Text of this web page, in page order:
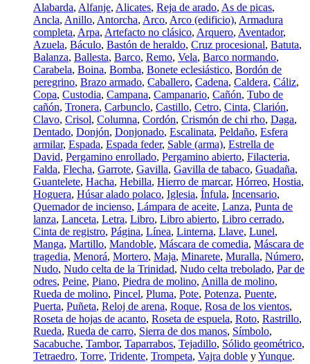
Alabarda, Alfanje, Alicates, Reja de arado, As de picas,
Ancla, Anillo, Antorcha, Arco, Arco (edificio), Armadura
completa, Arpa, Artefacto no clásico, Arquero, Aventador,
Azuela, Báculo, Bastón de heraldo, Cruz procesional, Batuta,
Balanza, Ballesta, Barco, Remo, Vela, Barco normando,
Carabela, Boina, Bomba, Bonete eclesiástico, Bordón de
peregrino, Brazo armado, Caballero, Cadena, Caldera, Cáliz,
Copa, Custodia, Campana, Campanario, Cañón, Tubo de
cañón, Tronera, Carbunclo, Castillo, Cetro, Cinta, Clarión,
Clavo, Crisol, Columna, Cordón, Crismón de chi rho, Daga,
Dentado, Donjón, Donjonado, Escalinata, Peldaño, Esfera
armilar, Espada, Espada feder, Sable (arma), Estrella de
David, Pergamino enrollado, Pergamino abierto, Filacteria,
Falda, Flecha, Garrote, Gavilla, Gavilla de tabaco, Guadaña,
Guantelete, Hacha, Hebilla, Hierro de marcar, Hórreo, Hostia,
Hoguera, Húsar alado polaco, Iglesia, Ínfula, Incensario,
Quemador de incienso, Lámpara de aceite, Lanza, Punta de
lanza, Lanceta, Letra, Libro, Libro abierto, Libro cerrado,
Cinta de registro, Página, Línea, Linterna, Llave, Lunel,
Manga, Martillo, Mandoble, Máscara de comedia, Máscara de
tragedia, Menorá, Mortero, Maja, Minarete, Muralla, Número,
Nudo, Nudo celta de la Trinidad, Nudo celta trebolado, Par de
odres, Peine, Piano, Piedra de molino, Anilla de molino,
Rueda de molino, Pincel, Pluma, Pote, Potenza, Puente,
Puerta, Puñeta, Reloj de arena, Roque, Rosa de los vientos,
Roseta de hojas de acanto, Roseta de espuela, Roto, Rastrillo,
Rueda, Rueda de carro, Sierra de dos manos, Símbolo,
Sacabuche, Tambor, Taparrabos, Tejadillo, Sólido geométrico,
Tetraedro, Torre, Tridente, Trompeta, Vajra doble yYunque.